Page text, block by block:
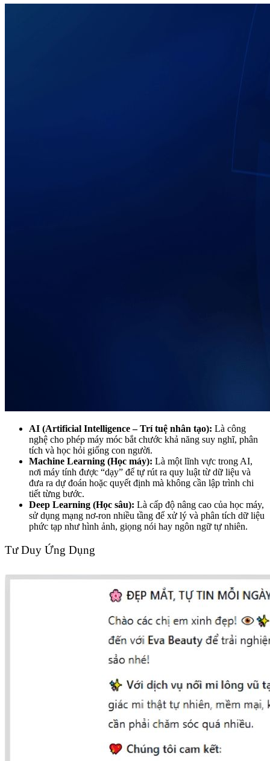
AI (Artificial Intelligence – Trí tuệ nhân tạo): Là công
nghệ cho phép máy móc bắt chước khả năng suy nghĩ, phân
tích và học hỏi giống con người.
Machine Learning (Học máy): Là một lĩnh vực trong AI,
nơi máy tính được “dạy” để tự rút ra quy luật từ dữ liệu và
đưa ra dự đoán hoặc quyết định mà không cần lập trình chi
tiết từng bước.
Deep Learning (Học sâu): Là cấp độ nâng cao của học máy,
sử dụng mạng nơ-ron nhiều tầng để xử lý và phân tích dữ liệu
phức tạp như hình ảnh, giọng nói hay ngôn ngữ tự nhiên.
Tư Duy Ứng Dụng